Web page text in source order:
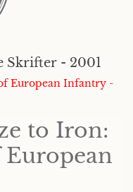
Skrifter - 2001
European Infantry -
to Iron: